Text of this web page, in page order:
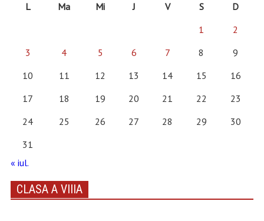
L
Ma Mi J V S
D
1
2
3
4 5 6 7 8
9
10
11 12 13 14 15
16
17
18 19 20 21 22
23
24
25 26 27 28 29
30
31
« iul.
CLASA A VIIIA